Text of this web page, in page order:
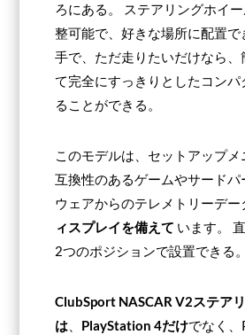
ろにある。 ステアリングホイ
整可能で、好きな場所に配置で
手で、ただ走りたいだけなら、
て完全にすっきりとしたコンパ
ることができる。
このモデルは、セットアップメ
互換性のあるゲームやサードパ
ウェアからのテレメトリーデー
ィスプレイを備えて います。
2つのポジションで設置できる。
ClubSport NASCAR V2ステア
は
PlayStation 4だけでなく、